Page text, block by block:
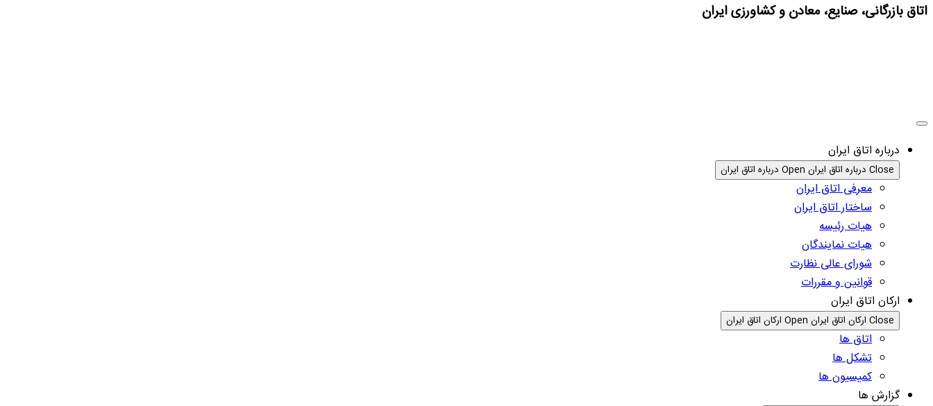
اتاق بازرگانی، صنایع، معادن و کشاورزی ایران
درباره اتاق ایران
Close درباره اتاق ایران Open درباره اتاق ایران
معرفی اتاق ایران
ساختار اتاق ایران
هیات رئیسه
هیات نمایندگان
شورای عالی نظارت
قوانین و مقررات
ارکان اتاق ایران
Close ارکان اتاق ایران Open ارکان اتاق ایران
اتاق ها
تشکل ها
کمیسیون ها
گزارش ها